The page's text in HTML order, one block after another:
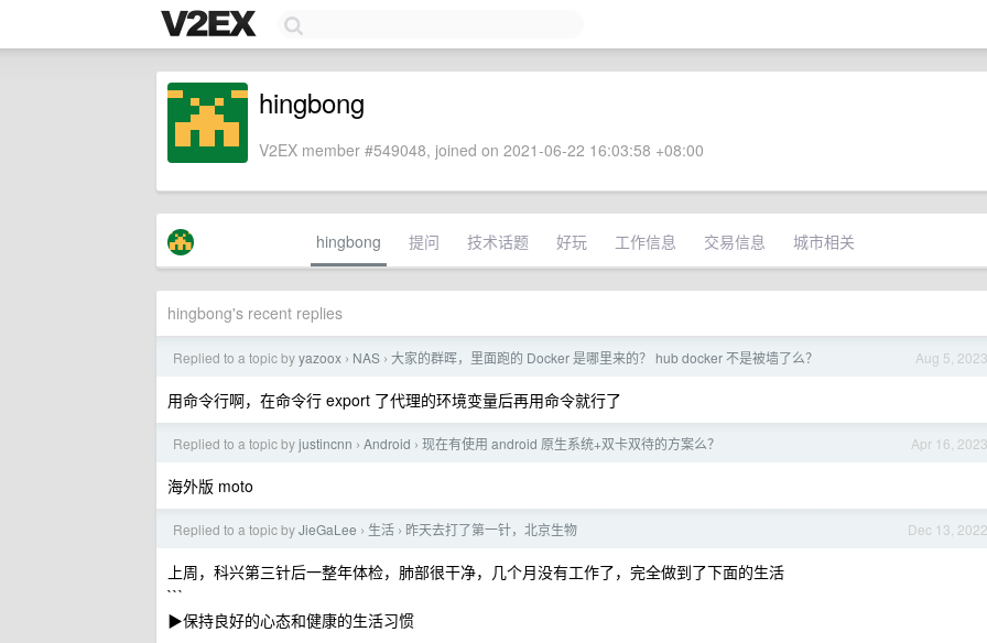
hingbong
V2EX member #549048, joined on 2021-06-22 16:03:58 +08:00
hingbong 提问 技术话题 好玩 工作信息 交易信息 城市相关
hingbong's recent replies
Aug 5, 2023
Replied to a topic byyazoox › NAS › 大家的群晖，里面跑的 Docker 是哪里来的？ hub docker 不是被墙了么？
用命令行啊，在命令行 export 了代理的环境变量后再用命令就行了
Apr 16, 2023
Replied to a topic byjustincnn › Android › 现在有使用 android 原生系统+双卡双待的方案么？
海外版 moto
Dec 13, 2022
Replied to a topic byJieGaLee › 生活 › 昨天去打了第一针，北京生物
上周，科兴第三针后一整年体检，肺部很干净，几个月没有工作了，完全做到了下面的生活
```
▶保持良好的心态和健康的生活习惯